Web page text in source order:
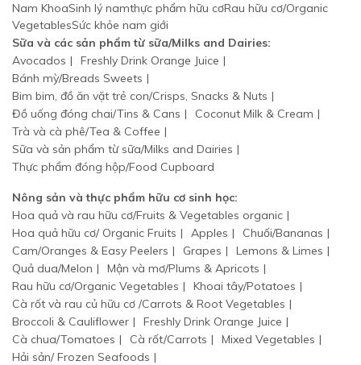
Nam KhoaSinh lý namthực phẩm hữu cơRau hữu cơ/Organic
VegetablesSức khỏe nam giới
Sữa và các sản phẩm từ sữa/Milks and Dairies:
Avocados
Freshly Drink Orange Juice
Bánh mỳ/Breads Sweets
Bim bim, đồ ăn vặt trẻ con/Crisps, Snacks & Nuts
Đồ uống đóng chai/Tins & Cans
Coconut Milk & Cream
Trà và cà phê/Tea & Coffee
Sữa và sản phẩm từ sữa/Milks and Dairies
Thực phẩm đóng hộp/Food Cupboard
Nông sản và thực phẩm hữu cơ sinh học:
Hoa quả và rau hữu cơ/Fruits & Vegetables organic
Hoa quả hữu cơ/ Organic Fruits
Apples
Chuối/Bananas
Cam/Oranges & Easy Peelers
Grapes
Lemons & Limes
Quả dua/Melon
Mận và mơ/Plums & Apricots
Rau hữu cơ/Organic Vegetables
Khoai tây/Potatoes
Cà rốt và rau củ hữu cơ /Carrots & Root Vegetables
Broccoli & Cauliflower
Freshly Drink Orange Juice
Cà chua/Tomatoes
Cà rốt/Carrots
Mixed Vegetables
Hải sản/ Frozen Seafoods